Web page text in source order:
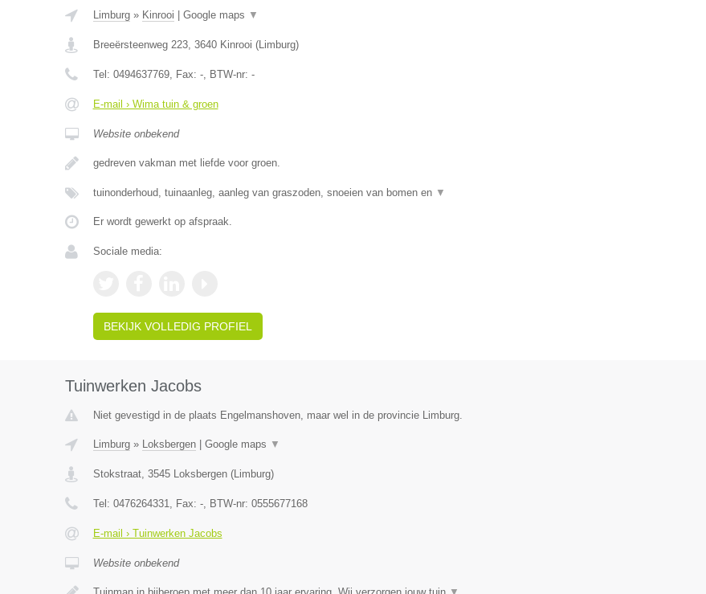
Limburg» Kinrooi Google maps ▼
Breeërsteenweg 223, 3640 Kinrooi (Limburg)
Tel: 0494637769, Fax: -, BTW-nr: -
E-mail › Wima tuin & groen
Website onbekend
gedreven vakman met liefde voor groen.
tuinonderhoud, tuinaanleg, aanleg van graszoden, snoeien van bomen en ▼
Er wordt gewerkt op afspraak.
Sociale media:
BEKIJK VOLLEDIG PROFIEL
Tuinwerken Jacobs
Niet gevestigd in de plaats Engelmanshoven, maar wel in de provincie Limburg.
Limburg» Loksbergen| Google maps ▼
Stokstraat, 3545 Loksbergen(Limburg)
Tel: 0476264331, Fax: -, BTW-nr: 0555677168
E-mail › Tuinwerken Jacobs
Website onbekend